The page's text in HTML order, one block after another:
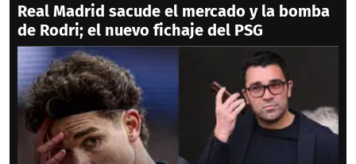
Real Madrid sacude el mercado y la bomba
de Rodri; el nuevo fichaje del PSG